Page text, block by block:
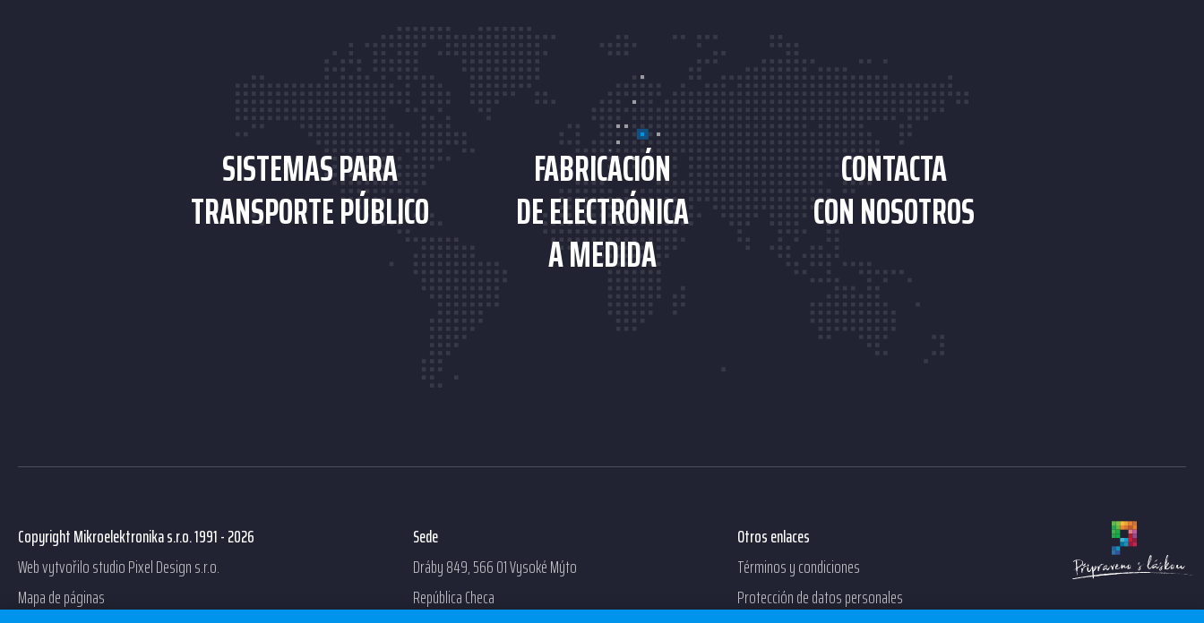
SISTEMAS PARA
TRANSPORTE PÚBLICO
FABRICACIÓN
DE ELECTRÓNICA
A MEDIDA
CONTACTA
CON NOSOTROS
Copyright Mikroelektronika s.r.o. 1991 - 2026
Web vytvořilo studioPixel Design s.r.o.
Mapa de páginas
Sede
Dráby 849, 566 01 Vysoké Mýto
República Checa
Otros enlaces
Términos y condiciones
Protección de datos personales